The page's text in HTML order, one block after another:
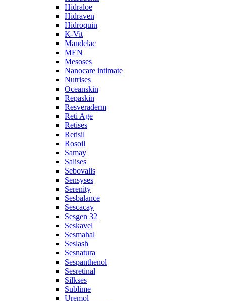
Hidraloe
Hidraven
Hidroquin
K-Vit
Mandelac
MEN
Mesoses
Nanocare intimate
Nutrises
Oceanskin
Repaskin
Resveraderm
Reti Age
Retises
Retisil
Rosoil
Samay
Salises
Sebovalis
Sensyses
Serenity
Sesbalance
Sescacay
Sesgen 32
Seskavel
Sesmahal
Seslash
Sesnatura
Sespanthenol
Sesretinal
Silkses
Sublime
Uremol